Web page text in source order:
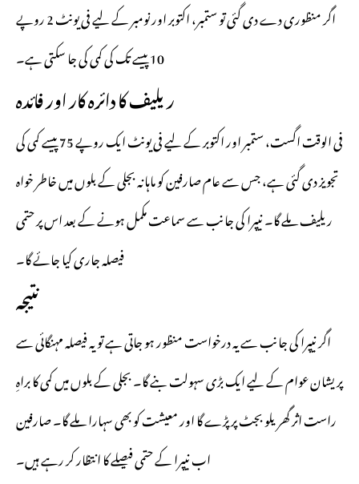
اگر منظوری دے دی گئی تو ستمبر، اکتوبر اور نومبر کے لیے فی یونٹ 2 روپے
10 پیسے تک کی کمی کی جا سکتی ہے۔
ریلیف کا دائرہ کار اور فائدہ
فی الوقت اگست، ستمبر اور اکتوبر کے لیے فی یونٹ ایک روپے 75 پیسے کمی کی
تجویز دی گئی ہے، جس سے عام صارفین کو ماہانہ بجلی کے بلوں میں خاطر خواہ
ریلیف ملے گا۔ نیپرا کی جانب سے سماعت مکمل ہونے کے بعد اس پر حتمی
فیصلہ جاری کیا جائے گا۔
نتیجہ
اگر نیپرا کی جانب سے یہ درخواست منظور ہو جاتی ہے تو یہ فیصلہ مہنگائی سے
پریشان عوام کے لیے ایک بڑی سہولت بنے گا۔ بجلی کے بلوں میں کمی کا براہِ
راست اثر گھریلو بجٹ پر پڑے گا اور معیشت کو بھی سہارا ملے گا۔ صارفین
اب نیپرا کے حتمی فیصلے کا انتظار کر رہے ہیں۔